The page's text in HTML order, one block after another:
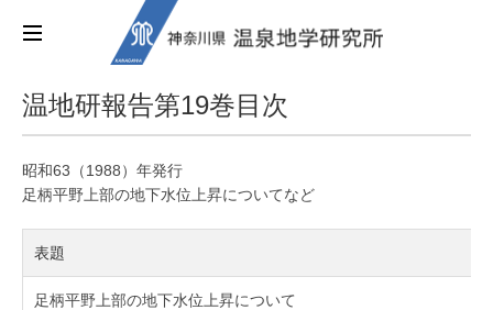
温地研報告第19巻目次
昭和63（1988）年発行
足柄平野上部の地下水位上昇についてなど
表題
足柄平野上部の地下水位上昇について